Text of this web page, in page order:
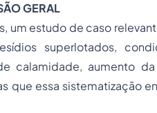
GERAL
um estudo de caso
superlotados,
calamidade, aumento
que essa sistematização